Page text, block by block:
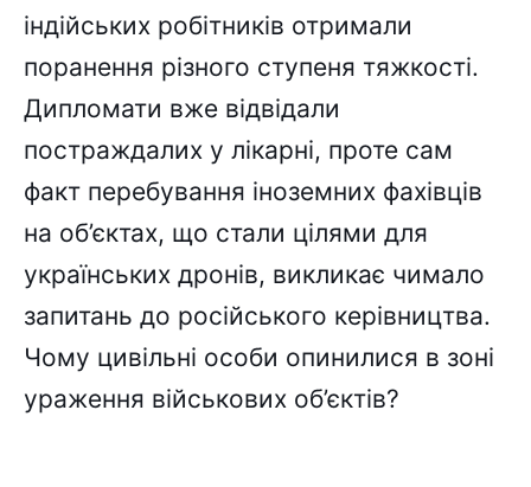
індійських робітників отримали
поранення різного ступеня тяжкості.
Дипломати вже відвідали
постраждалих у лікарні, проте сам
факт перебування іноземних фахівців
на об’єктах, що стали цілями для
українських дронів, викликає чимало
запитань до російського керівництва.
Чому цивільні особи опинилися в зоні
ураження військових об’єктів?